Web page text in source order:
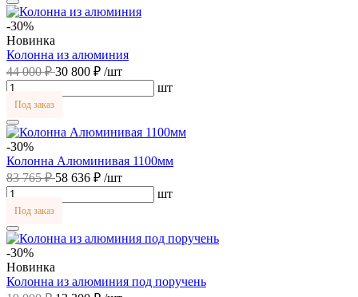
-30%
Новинка
Колонна из алюминия
44 000 ₽30 800 ₽ /шт
шт
Под заказ
-30%
Колонна Алюминивая 1100мм
83 765 ₽58 636 ₽ /шт
шт
Под заказ
-30%
Новинка
Колонна из алюминия под поручень